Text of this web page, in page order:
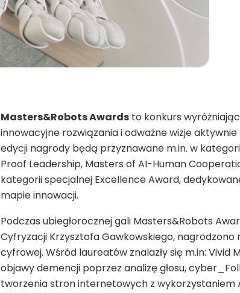
Masters&Robots Awardsto konkurs
innowacyjne rozwiązania i odważne wizje
edycji nagrody będą przyznawane m.in. w
Proof Leadership, Masters of AI-Human
kategorii specjalnej Excellence Award,
mapie innowacji.
Podczas ubiegłorocznej gali Masters&Robots
Cyfryzacji Krzysztofa Gawkowskiego,
cyfrowej. Wśród laureatów znalazły się m.in:
objawy demencji poprzez analizę głosu,
tworzenia stron internetowych z wykorzystaniem